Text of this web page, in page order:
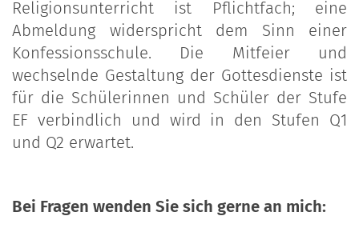
Religionsunterricht ist Pflichtfach; eine
Abmeldung widerspricht dem Sinn einer
Konfessionsschule. Die Mitfeier und
wechselnde Gestaltung der Gottesdienste ist
für die Schülerinnen und Schüler der Stufe
EF verbindlich und wird in den Stufen Q1
und Q2 erwartet.
Bei Fragen wenden Sie sich gerne an mich: